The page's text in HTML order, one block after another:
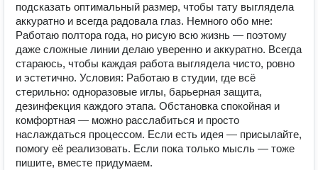
подсказать оптимальный размер, чтобы тату выглядела
аккуратно и всегда радовала глаз. Немного обо мне:
Работаю полтора года, но рисую всю жизнь — поэтому
даже сложные линии делаю уверенно и аккуратно. Всегда
стараюсь, чтобы каждая работа выглядела чисто, ровно
и эстетично. Условия: Работаю в студии, где всё
стерильно: одноразовые иглы, барьерная защита,
дезинфекция каждого этапа. Обстановка спокойная и
комфортная — можно расслабиться и просто
наслаждаться процессом. Если есть идея — присылайте,
помогу её реализовать. Если пока только мысль — тоже
пишите, вместе придумаем.